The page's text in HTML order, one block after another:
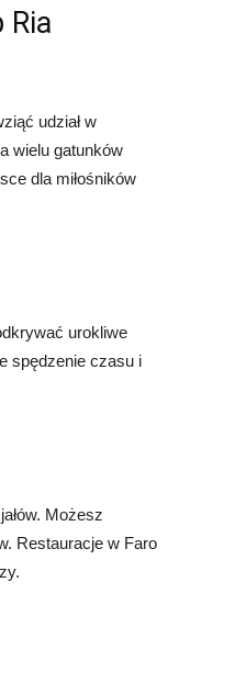
Ria
udział w
wielu gatunków
dla miłośników
urokliwe
spędzenie czasu i
Możesz
Restauracje w Faro